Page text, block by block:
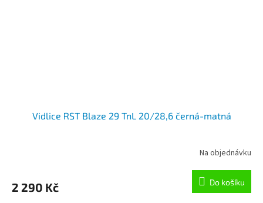
Vidlice RST Blaze 29 TnL 20/28,6 černá-matná
Na objednávku
2 290 Kč Do košíku